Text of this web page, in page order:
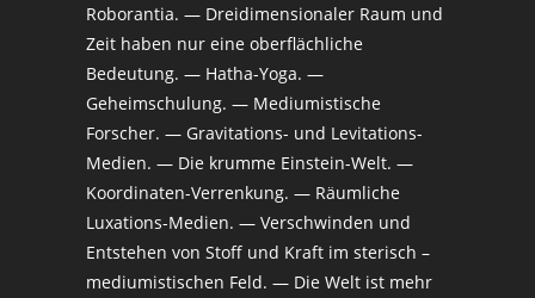
Roborantia. — Dreidimensionaler Raum und
Zeit haben nur eine oberflächliche
Bedeutung. — Hatha-Yoga. —
Geheimschulung. — Mediumistische
Forscher. — Gravitations- und Levitations-
Medien. — Die krumme Einstein-Welt. —
Koordinaten-Verrenkung. — Räumliche
Luxations-Medien. — Verschwinden und
Entstehen von Stoff und Kraft im sterisch –
mediumistischen Feld. — Die Welt ist mehr